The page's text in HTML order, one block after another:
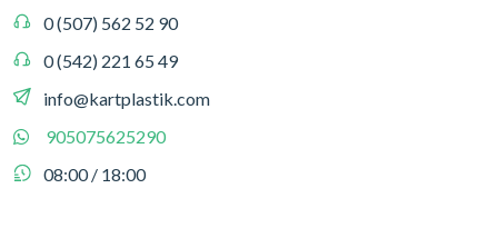
0 (507) 562 52 90
0 (542) 221 65 49
info@kartplastik.com
905075625290
08:00 / 18:00